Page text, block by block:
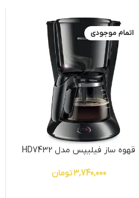
اتمام موجودی
قهوه ساز فیلیپس مدل HD7432
3,740,000تومان